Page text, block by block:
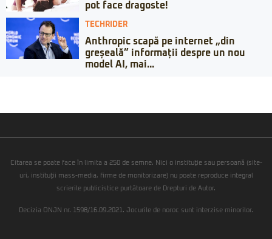
pot face dragoste!
TECHRIDER
Anthropic scapă pe internet „din
greșeală” informații despre un nou
model AI, mai...
Citarea se poate face în limita a 250 de semne. Nici o instituţie sau persoană (site-
uri, instituţii mass-media, firme de monitorizare) nu poate reproduce integral
scrierile publicistice purtătoare de Drepturi de Autor.
Decizia ONJN nr. 1598/16.09.2021. Jocurile de noroc sunt interzise minorilor.